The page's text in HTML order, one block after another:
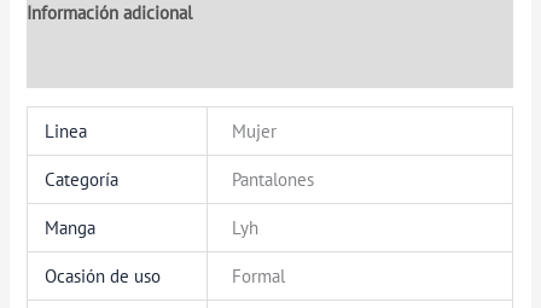
Información adicional
Linea Mujer
Categoría Pantalones
Manga Lyh
Ocasión de uso Formal